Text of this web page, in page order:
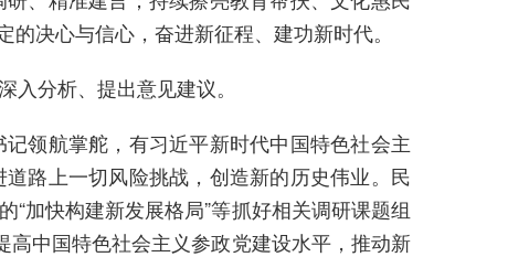
决心与信心，奋进新征程、建功新时代。
分析、提出意见建议。
领航掌舵，有习近平新时代中国特色社会主
路上一切风险挑战，创造新的历史伟业。民
加快构建新发展格局”等抓好相关调研课题组
高中国特色社会主义参政党建设水平，推动新